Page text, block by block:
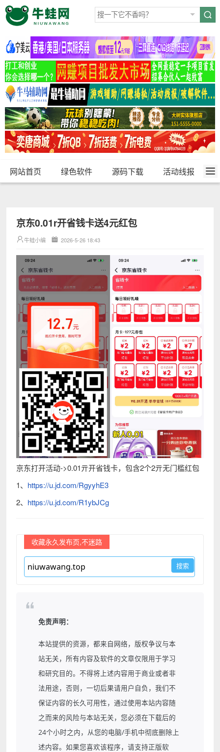
网站首页 绿色软件 源码下载 活动线报
京东0.01r开省钱卡送4元红包
牛蛙小编 2026-5-26 18:43
京东打开活动->0.01亓开省钱卡，包含2个2亓无门槛红包
1、 https://u.jd.com/RgyyhE3
2、 https://u.jd.com/R1ybJCg
收藏永久发布页,不迷路
免责声明：
本站提供的资源，都来自网络，版权争议与本
站无关，所有内容及软件的文章仅限用于学习
和研究目的。不得将上述内容用于商业或者非
法用途，否则，一切后果请用户自负，我们不
保证内容的长久可用性，通过使用本站内容随
之而来的风险与本站无关，您必须在下载后的
24个小时之内，从您的电脑/手机中彻底删除上
述内容。如果您喜欢该程序，请支持正版软